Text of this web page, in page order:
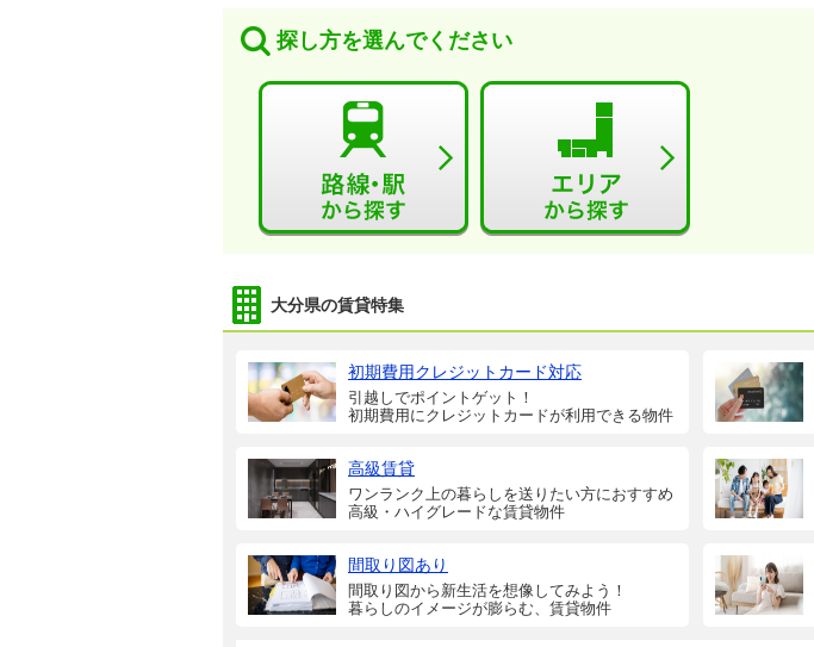
探し方を選んでください
大分県の賃貸特集
初期費用クレジットカード対応
引越しでポイントゲット！
初期費用にクレジットカードが利用できる物件
高級賃貸
ワンランク上の暮らしを送りたい方におすすめ
高級・ハイグレードな賃貸物件
間取り図あり
間取り図から新生活を想像してみよう！
暮らしのイメージが膨らむ、賃貸物件